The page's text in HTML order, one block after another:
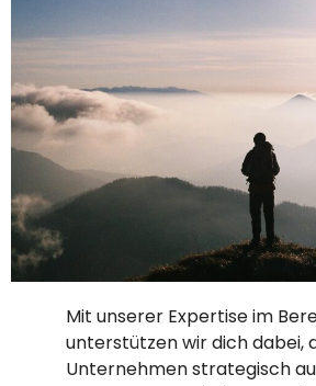
Mit unserer Expertise im
unterstützen wir dich dabei,
Unternehmen strategisch